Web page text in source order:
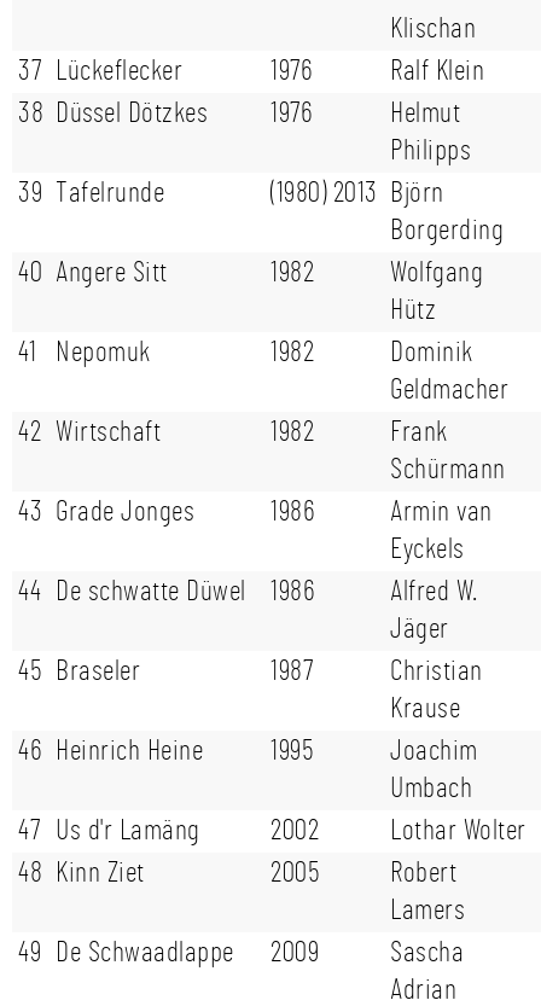
Klischan
37
Lückeflecker 1976
Ralf Klein
38 Düssel Dötzkes 1976
Helmut
Philipps
39
Tafelrunde (1980) 2013
Björn
Borgerding
40 Angere Sitt 1982
Wolfgang
Hütz
41
Nepomuk 1982
Dominik
Geldmacher
42 Wirtschaft 1982
Frank
Schürmann
43 Grade Jonges 1986
Armin van
Eyckels
44
De schwatte Düwel 1986
Alfred W.
Jäger
45
Braseler 1987
Christian
Krause
46 Heinrich Heine 1995
Joachim
Umbach
47 Us d'r Lamäng 2002
Lothar Wolter
48 Kinn Ziet 2005
Robert
Lamers
49
De Schwaadlappe 2009
Sascha
Adrian